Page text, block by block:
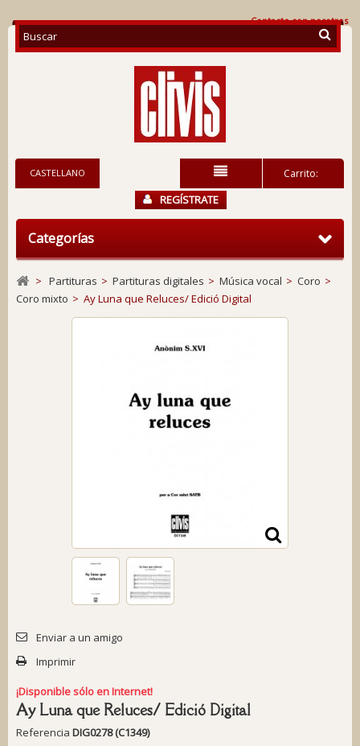
Contacte con nosotros
Carrito:
CASTELLANO
REGÍSTRATE
Categorías
> Partituras > Partituras digitales > Música vocal > Coro >
Coro mixto > Ay Luna que Reluces/ Edició Digital
Enviar a un amigo
Imprimir
¡Disponible sólo en Internet!
Ay Luna que Reluces/ Edició Digital
Referencia DIG0278 (C1349)